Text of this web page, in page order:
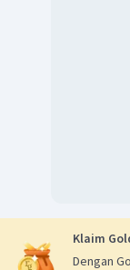
Klaim
Dengan